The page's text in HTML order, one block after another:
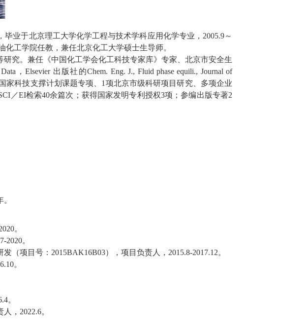
毕业于北京理工大学化学工程与技术学科应用化学专业， 2005.9～
化工学院任教，兼任北京化工大学硕士生导师。
研究。 兼任 《中国化工学会化工科技专家库》专家、北京市安全生
，Elsevier 出版社的Chem. Eng.J., Fluid phase equili., Journal of
家科技支撑计划课题专项、 1 项北京市级科研项目研究
多项企业
／EI检索40余篇次；获得国家发明专利授权3项；参编出版专著2
。
。
2020。
发 （项目号： 2015BAK16B03），项目负责人， 2015.8-2017.12。
6.10。
。
人， 2022.6。